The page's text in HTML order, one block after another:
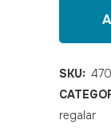
rubia
quantity
SKU:
regalar